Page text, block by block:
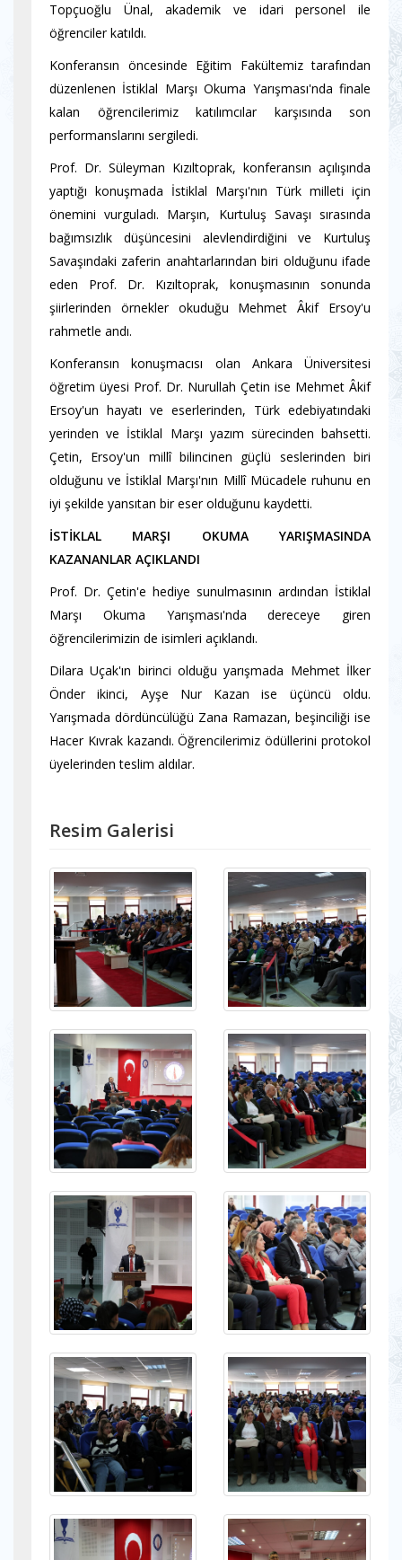
Topçuoğlu Ünal, akademik ve idari personel ile
öğrenciler katıldı.
Konferansın öncesinde Eğitim Fakültemiz tarafından
düzenlenen İstiklal Marşı Okuma Yarışması'nda finale
kalan öğrencilerimiz katılımcılar karşısında son
performanslarını sergiledi.
Prof. Dr. Süleyman Kızıltoprak, konferansın açılışında
yaptığı konuşmada İstiklal Marşı'nın Türk milleti için
önemini vurguladı. Marşın, Kurtuluş Savaşı sırasında
bağımsızlık düşüncesini alevlendirdiğini ve Kurtuluş
Savaşındaki zaferin anahtarlarından biri olduğunu ifade
eden Prof. Dr. Kızıltoprak, konuşmasının sonunda
şiirlerinden örnekler okuduğu Mehmet Âkif Ersoy'u
rahmetle andı.
Konferansın konuşmacısı olan Ankara Üniversitesi
öğretim üyesi Prof. Dr. Nurullah Çetin ise Mehmet Âkif
Ersoy'un hayatı ve eserlerinden, Türk edebiyatındaki
yerinden ve İstiklal Marşı yazım sürecinden bahsetti.
Çetin, Ersoy'un millî bilincinen güçlü seslerinden biri
olduğunu ve İstiklal Marşı'nın Millî Mücadele ruhunu en
iyi şekilde yansıtan bir eser olduğunu kaydetti.
İSTİKLAL MARŞI OKUMA YARIŞMASINDA
KAZANANLAR AÇIKLANDI
Prof. Dr. Çetin'e hediye sunulmasının ardından İstiklal
Marşı Okuma Yarışması'nda dereceye giren
öğrencilerimizin de isimleri açıklandı.
Dilara Uçak'ın birinci olduğu yarışmada Mehmet İlker
Önder ikinci, Ayşe Nur Kazan ise üçüncü oldu.
Yarışmada dördüncülüğü Zana Ramazan, beşinciliği ise
Hacer Kıvrak kazandı.Öğrencilerimiz ödüllerini protokol
üyelerinden teslim aldılar.
Resim Galerisi